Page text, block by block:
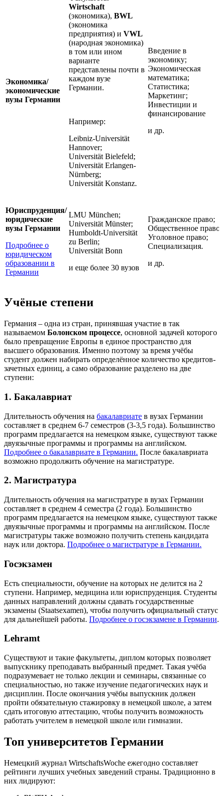
Экономика/
экономические
вузы Германии
Wirtschaft
(экономика), BWL
(экономика
предприятия) и VWL
(народная экономика)
в том или ином
варианте
представлены почти в
каждом вузе
Германии.
Например:
Leibniz-Universität
Hannover;
Universität Bielefeld;
Universität Erlangen-
Nürnberg;
Universität Konstanz.
Введение в
экономику;
Экономическая
математика;
Статистика;
Маркетинг;
Инвестиции и
финансирование
и др.
Юриспруденция/
юридические
вузы Германии
Подробнее о
юридическом
образовании в
Германии
LMU München;
Universität Münster;
Humboldt-Universität
zu Berlin;
Universität Bonn
и еще более 30 вузов
Гражданское право;
Общественное право;
Уголовное право;
Специализация.
и др.
Учёные степени
Германия – одна из стран, принявшая участие в так
называемом Болонском процессе, основной задачей которого
было превращение Европы в единое пространство для
высшего образования. Именно поэтому за время учёбы
студент должен набирать определённое количество кредитов-
зачетных единиц, а само образование разделено на две
ступени:
1. Бакалавриат
Длительность обучения на бакалавриате в вузах Германии
составляет в среднем 6-7 семестров (3-3,5 года). Большинство
программ предлагается на немецком языке, существуют также
двуязычные программы и программы на английском.
Подробнее о бакалавриате в Германии. После бакалавриата
возможно продолжить обучение на магистратуре.
2. Магистратура
Длительность обучения на магистратуре в вузах Германии
составляет в среднем 4 семестра (2 года). Большинство
программ предлагается на немецком языке, существуют также
двуязычные программы и программы на английском. После
магистратуры также возможно получить степень кандидата
наук или доктора. Подробнее о магистратуре в Германии.
Госэкзамен
Есть специальности, обучение на которых не делится на 2
ступени. Например, медицина или юриспруденция. Студенты
данных направлений должны сдавать государственные
экзамены (Staatsexamen), чтобы получить официальный статус
для дальнейшей работы. Подробнее о госэкзамене в Германии.
Lehramt
Существуют и такие факультеты, диплом которых позволяет
выпускнику преподавать выбранный предмет. Такая учёба
подразумевает не только лекции и семинары, связанные со
специальностью, но также изучение педагогических наук и
дисциплин. После окончания учёбы выпускник должен
пройти обязательную стажировку в немецкой школе, а затем
сдать итоговую аттестацию, чтобы получить возможность
работать учителем в немецкой школе или гимназии.
Топ университетов Германии
Немецкий журнал WirtschaftsWoche ежегодно составляет
рейтинги лучших учебных заведений страны. Традиционно в
них лидируют: